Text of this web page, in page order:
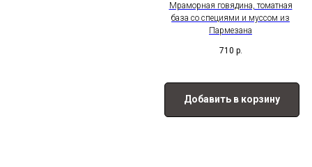
Мраморная говядина, томатная
база со специями и муссом из
Пармезана
710 р.
Добавить в корзину